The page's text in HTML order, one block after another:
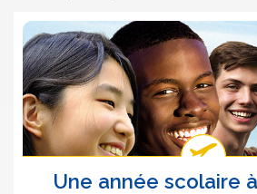
Une année scolaire